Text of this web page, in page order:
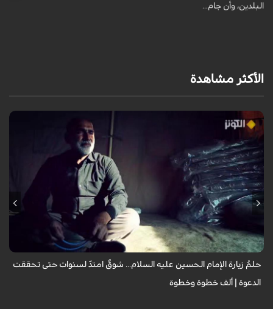
البلدين، وأن جام...
الأكثر مشاهدة
يروي عددٌ من الزائرين مشاعر الشوق التي لازمتهم لسنوات وهم يتمنون زيارة
الإمام الحسين عليه السلام، مؤكدين أن العقبات المادية والظروف الشخصية لم
حلمُ زيارة الإمام الحسين عليه السلام... شوقٌ امتدّ لسنوات حتى تحققت
الدعوة | ألف خطوة وخطوة